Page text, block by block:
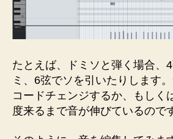
たとえば、ドミソと弾く場合、
ミ、6弦でソを引いたりします
コードチェンジするか、もしく
度来るまで音が伸びているので